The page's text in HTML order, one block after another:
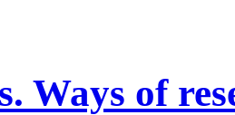
Ways of